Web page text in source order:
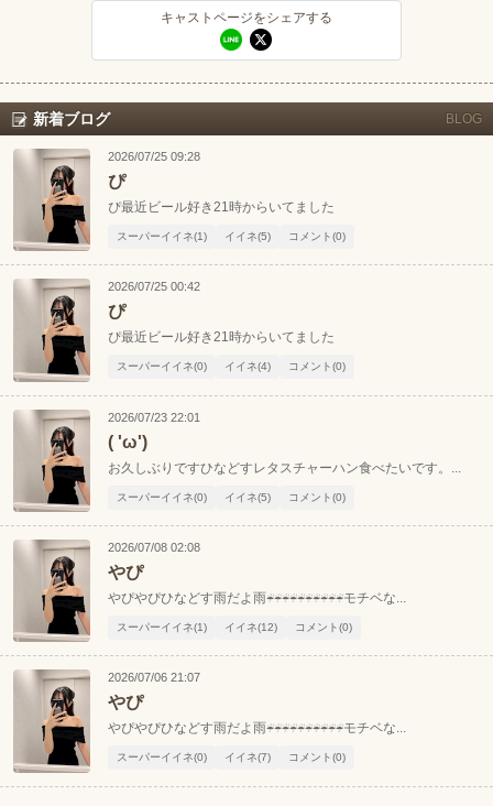
キャストページをシェアする
キャストページをシェアする
LINE X (旧Twitter)
新着ブログ BLOG
2026/07/25 09:28
ぴ
ぴ最近ビール好き21時からいてました
スーパーイイネ(1) イイネ(5) コメント(0)
2026/07/25 00:42
ぴ
ぴ最近ビール好き21時からいてました
スーパーイイネ(0) イイネ(4) コメント(0)
2026/07/23 22:01
( 'ω')
お久しぶりですひなどすレタスチャーハン食べたいです。...
スーパーイイネ(0) イイネ(5) コメント(0)
2026/07/08 02:08
やぴ
やぴやぴひなどす雨だよ雨☔️☔️☔️☔️☔️☔️☔️☔️☔️☔️モチベな...
スーパーイイネ(1) イイネ(12) コメント(0)
2026/07/06 21:07
やぴ
やぴやぴひなどす雨だよ雨☔️☔️☔️☔️☔️☔️☔️☔️☔️☔️モチベな...
スーパーイイネ(0) イイネ(7) コメント(0)
このお店をシェアする
LINE X (旧Twitter)
会員ログイン
新規会員登録
中四国 九州
沖縄